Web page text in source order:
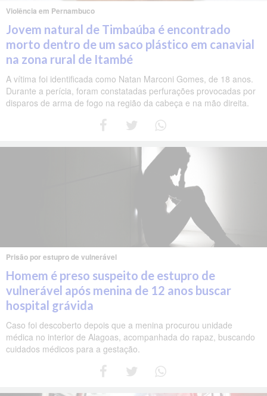
Violência em Pernambuco
Jovem natural de Timbaúba é encontrado
morto dentro de um saco plástico em canavial
na zona rural de Itambé
A vítima foi identificada como Natan Marconi Gomes, de 18 anos.
Durante a perícia, foram constatadas perfurações provocadas por
disparos de arma de fogo na região da cabeça e na mão direita.
Prisão por estupro de vulnerável
Homem é preso suspeito de estupro de
vulnerável após menina de 12 anos buscar
hospital grávida
Caso foi descoberto depois que a menina procurou unidade
médica no interior de Alagoas, acompanhada do rapaz, buscando
cuidados médicos para a gestação.